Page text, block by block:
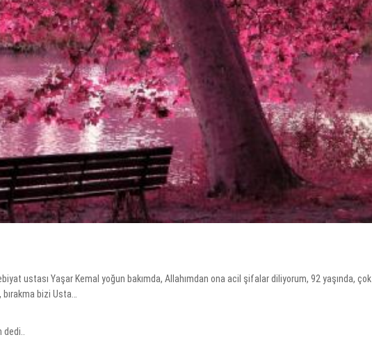
ustası Yaşar Kemal yoğun bakımda, Allahımdan ona acil şifalar diliyorum, 92 yaşında, çok
bizi Usta…